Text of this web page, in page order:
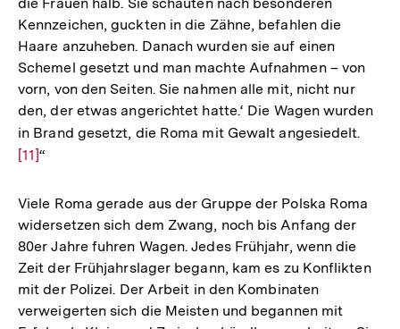
Kennzeichen, guckten in die Zähne, befahlen die
Haare anzuheben. Danach wurden sie auf einen
Schemel gesetzt und man machte Aufnahmen – von
vorn, von den Seiten. Sie nahmen alle mit, nicht nur
den, der etwas angerichtet hatte.‘ Die Wagen wurden
in Brand gesetzt, die Roma mit Gewalt angesiedelt.
[11]“
Viele Roma gerade aus der Gruppe der Polska Roma
widersetzen sich dem Zwang, noch bis Anfang der
80er Jahre fuhren Wagen. Jedes Frühjahr, wenn die
Zeit der Frühjahrslager begann, kam es zu Konflikten
mit der Polizei. Der Arbeit in den Kombinaten
verweigerten sich die Meisten und begannen mit